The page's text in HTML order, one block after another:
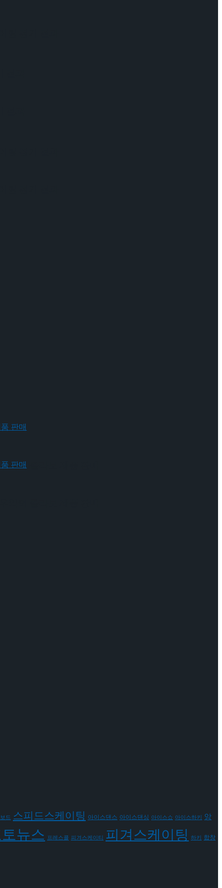
과
경기 결과
와의 콜라보 제품 판매
경기 결과
의 콜라보 제품 판매
드 스피드스케이팅 아이스댄스 아이스댄싱 아이스쇼 아이스하키 앙
뉴스 프레스콜 피겨스케이티 피겨스케이팅 하키 합창